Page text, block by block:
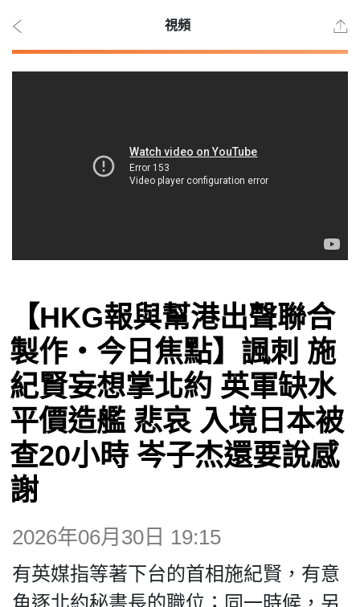
時事
觀點
博客
投票
視頻
昔日
系列
視頻
【HKG報與幫港出聲聯合
製作‧今日焦點】諷刺 施
紀賢妄想掌北約 英軍缺水
平價造艦 悲哀 入境日本被
查20小時 岑子杰還要說感
謝
2026年06月30日 19:15
有英媒指等著下台的首相施紀賢，有意